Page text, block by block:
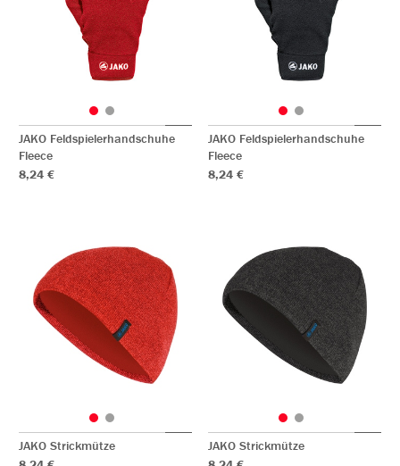
JAKO Feldspielerhandschuhe
Fleece
8,24 €
JAKO Feldspielerhandschuhe
Fleece
8,24 €
JAKO Strickmütze
JAKO Strickmütze